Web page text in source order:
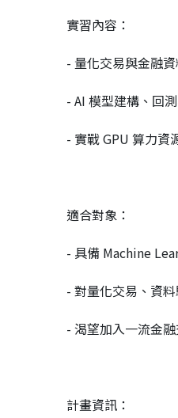
實習內容：
- 量化交易與金融
- AI 模型建構、回
- 實戰 GPU 算力資
適合對象：
- 具備 Machine
- 對量化交易、資
- 渴望加入一流金
計畫資訊：